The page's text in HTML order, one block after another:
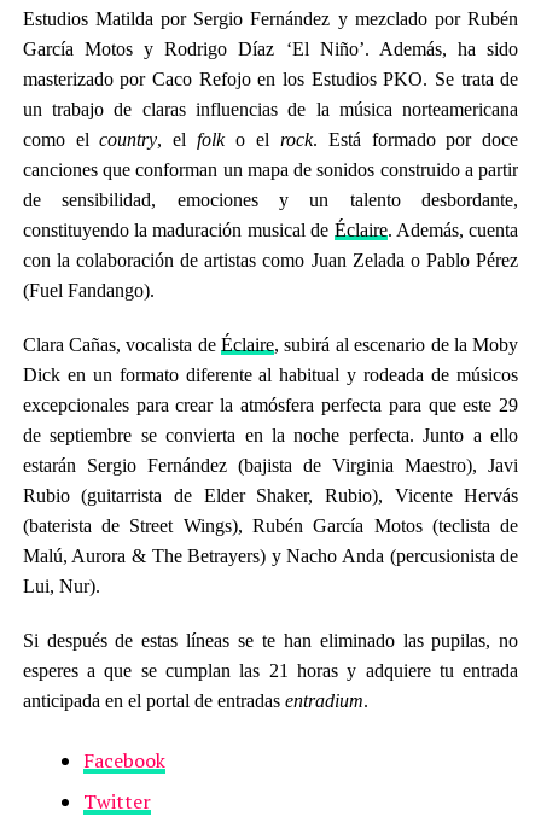
Estudios Matilda por Sergio Fernández y mezclado por Rubén
García Motos y Rodrigo Díaz ‘El Niño’. Además, ha sido
masterizado por Caco Refojo en los Estudios PKO. Se trata de
un trabajo de claras influencias de la música norteamericana
como elcountry, elfolko el rock. Está formado por doce
canciones que conforman un mapa de sonidos construido a partir
de sensibilidad, emociones y un talento desbordante,
constituyendo la maduración musical de Éclaire. Además, cuenta
con la colaboración de artistas como Juan Zelada o Pablo Pérez
(Fuel Fandango).
Clara Cañas, vocalista deÉclaire, subirá al escenario de la Moby
Dick en un formato diferente al habitual y rodeada de músicos
excepcionales para crear la atmósfera perfecta para que este 29
de septiembre se convierta en la noche perfecta. Junto a ello
estarán Sergio Fernández (bajista de Virginia Maestro), Javi
Rubio (guitarrista de Elder Shaker, Rubio), Vicente Hervás
(baterista de Street Wings), Rubén García Motos (teclista de
Malú, Aurora & The Betrayers) y Nacho Anda (percusionista de
Lui, Nur).
Si después de estas líneas se te han eliminado las pupilas, no
esperes a que se cumplan las 21 horas y adquiere tu entrada
anticipada en el portal de entradas entradium.
Facebook
Twitter